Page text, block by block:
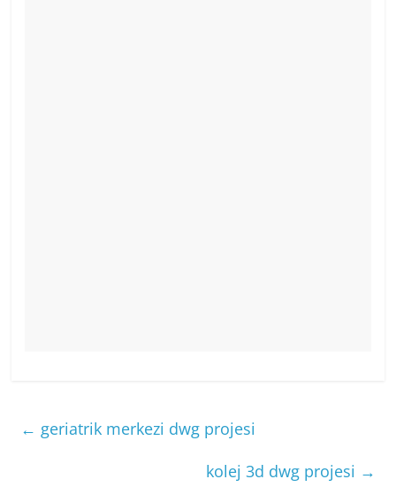
← geriatrik merkezi dwg projesi
kolej 3d dwg projesi →